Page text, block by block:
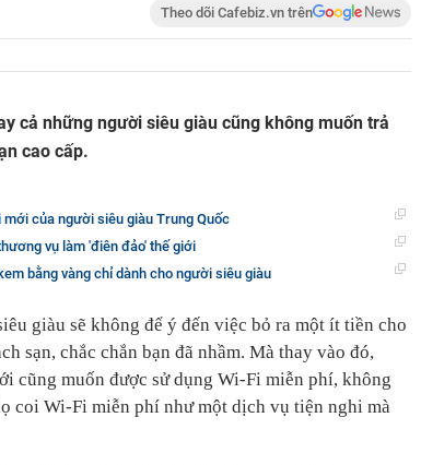
Theo dõi Cafebiz.vn trên
cả những người siêu giàu cũng không muốn trả
cao cấp.
của người siêu giàu Trung Quốc
vụ làm 'điên đảo' thế giới
bằng vàng chỉ dành cho người siêu giàu
giàu sẽ không để ý đến việc bỏ ra một ít tiền cho
sạn, chắc chắn bạn đã nhầm. Mà thay vào đó,
cũng muốn được sử dụng Wi-Fi miễn phí, không
coi Wi-Fi miễn phí như một dịch vụ tiện nghi mà